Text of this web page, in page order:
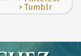
ou le peuple
mortellement
>Tumblr